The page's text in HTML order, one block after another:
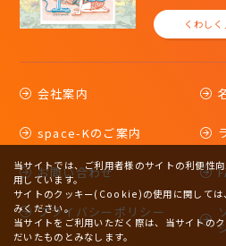
くわしく
会社案内
space-Kのご案内
お問い合わせ
プライバシーポリシー
当サイトでは、ご利用者様のサイトの利便
用しています。
サイトのクッキー(Cookie)の使用に関しては
みください。
当サイトをご利用いただく際は、当サイトの
だいたものとみなします。